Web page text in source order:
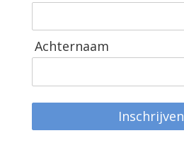
Achternaam
Inschrijven